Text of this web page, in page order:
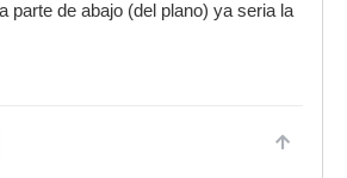
parte de abajo (del plano) ya seria la